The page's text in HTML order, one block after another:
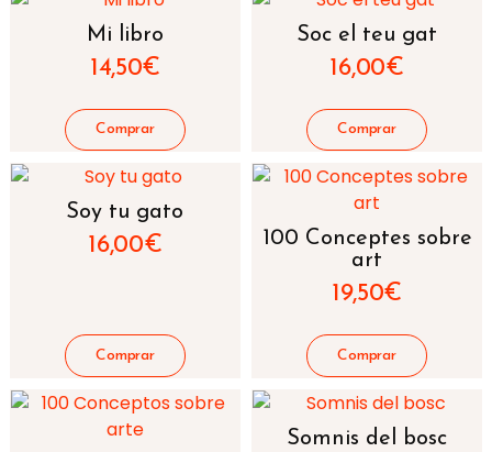
Mi libro
14,50€
Soc el teu gat
16,00€
Soy tu gato
16,00€
100 Conceptes sobre
art
19,50€
Somnis del bosc